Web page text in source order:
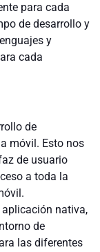
para cada
de desarrollo y
y
cada
de
móvil. Esto nos
de usuario
a toda la
nativa,
de
las diferentes